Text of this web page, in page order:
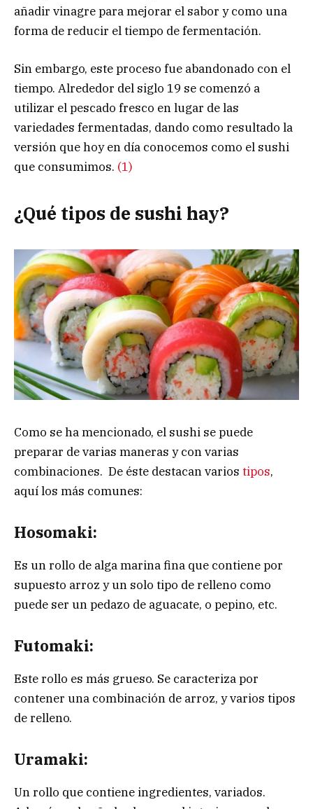
añadir vinagre para mejorar el sabor y como una
forma de reducir el tiempo de fermentación.
Sin embargo, este proceso fue abandonado con el
tiempo. Alrededor del siglo 19 se comenzó a
utilizar el pescado fresco en lugar de las
variedades fermentadas, dando como resultado la
versión que hoy en día conocemos como el sushi
que consumimos. (1)
¿Qué tipos de sushi hay?
Como se ha mencionado, el sushi se puede
preparar de varias maneras y con varias
combinaciones. De éste destacan varios tipos,
aquí los más comunes:
Hosomaki:
Es un rollo de alga marina fina que contiene por
supuesto arroz y un solo tipo de relleno como
puede ser un pedazo de aguacate, o pepino, etc.
Futomaki:
Este rollo es más grueso. Se caracteriza por
contener una combinación de arroz, y varios tipos
de relleno.
Uramaki:
Un rollo que contiene ingredientes, variados.